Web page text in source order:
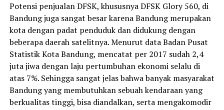
Potensi penjualan DFSK, khususnya DFSK Glory 560, di
Bandung juga sangat besar karena Bandung merupakan
kota dengan padat penduduk dan didukung dengan
beberapa daerah satelitnya. Menurut data Badan Pusat
Statistik Kota Bandung, mencatat per 2017 sudah 2,4
juta jiwa dengan laju pertumbuhan ekonomi selalu di
atas 7%. Sehingga sangat jelas bahwa banyak masyarakat
Bandung yang membutuhkan sebuah kendaraan yang
berkualitas tinggi, bisa diandalkan, serta mengakomodir